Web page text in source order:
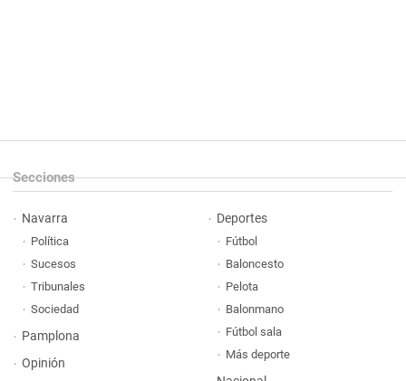
Secciones
Navarra
Política
Sucesos
Tribunales
Sociedad
Pamplona
Opinión
Deportes
Fútbol
Baloncesto
Pelota
Balonmano
Fútbol sala
Más deporte